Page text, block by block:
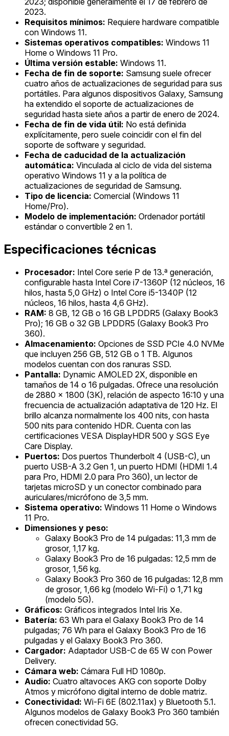
2023.
Requisitos mínimos: Requiere hardware compatible
con Windows 11.
Sistemas operativos compatibles: Windows 11
Home o Windows 11 Pro.
Última versión estable: Windows 11.
Fecha de fin de soporte: Samsung suele ofrecer
cuatro años de actualizaciones de seguridad para sus
portátiles. Para algunos dispositivos Galaxy, Samsung
ha extendido el soporte de actualizaciones de
seguridad hasta siete años a partir de enero de 2024.
Fecha de fin de vida útil: No está definida
explícitamente, pero suele coincidir con el fin del
soporte de software y seguridad.
Fecha de caducidad de la actualización
automática: Vinculada al ciclo de vida del sistema
operativo Windows 11 y a la política de
actualizaciones de seguridad de Samsung.
Tipo de licencia: Comercial (Windows 11
Home/Pro).
Modelo de implementación: Ordenador portátil
estándar o convertible 2 en 1.
Especificaciones técnicas
Procesador: Intel Core serie P de 13.ª generación,
configurable hasta Intel Core i7-1360P (12 núcleos, 16
hilos, hasta 5,0 GHz) o Intel Core i5-1340P (12
núcleos, 16 hilos, hasta 4,6 GHz).
RAM: 8 GB, 12 GB o 16 GB LPDDR5 (Galaxy Book3
Pro); 16 GB o 32 GB LPDDR5 (Galaxy Book3 Pro
360).
Almacenamiento: Opciones de SSD PCIe 4.0 NVMe
que incluyen 256 GB, 512 GB o 1 TB. Algunos
modelos cuentan con dos ranuras SSD.
Pantalla: Dynamic AMOLED 2X, disponible en
tamaños de 14 o 16 pulgadas. Ofrece una resolución
de 2880 x 1800 (3K), relación de aspecto 16:10 y una
frecuencia de actualización adaptativa de 120 Hz. El
brillo alcanza normalmente los 400 nits, con hasta
500 nits para contenido HDR. Cuenta con las
certificaciones VESA DisplayHDR 500 y SGS Eye
Care Display.
Puertos: Dos puertos Thunderbolt 4 (USB-C), un
puerto USB-A 3.2 Gen 1, un puerto HDMI (HDMI 1.4
para Pro, HDMI 2.0 para Pro 360), un lector de
tarjetas microSD y un conector combinado para
auriculares/micrófono de 3,5 mm.
Sistema operativo: Windows 11 Home o Windows
11 Pro.
Dimensiones y peso:
Galaxy Book3 Pro de 14 pulgadas: 11,3 mm de
grosor, 1,17 kg.
Galaxy Book3 Pro de 16 pulgadas: 12,5 mm de
grosor, 1,56 kg.
Galaxy Book3 Pro 360 de 16 pulgadas: 12,8 mm
de grosor, 1,66 kg (modelo Wi-Fi) o 1,71 kg
(modelo 5G).
Gráficos: Gráficos integrados Intel Iris Xe.
Batería: 63 Wh para el Galaxy Book3 Pro de 14
pulgadas; 76 Wh para el Galaxy Book3 Pro de 16
pulgadas y el Galaxy Book3 Pro 360.
Cargador: Adaptador USB-C de 65 W con Power
Delivery.
Cámara web: Cámara Full HD 1080p.
Audio: Cuatro altavoces AKG con soporte Dolby
Atmos y micrófono digital interno de doble matriz.
Conectividad: Wi-Fi 6E (802.11ax) y Bluetooth 5.1.
Algunos modelos de Galaxy Book3 Pro 360 también
ofrecen conectividad 5G.